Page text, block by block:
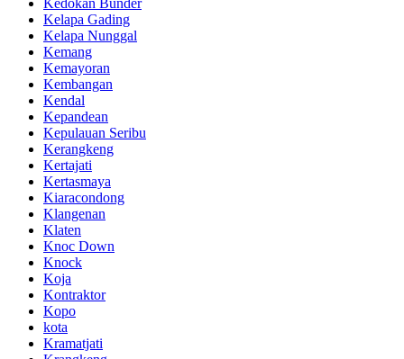
Kedokan Bunder
Kelapa Gading
Kelapa Nunggal
Kemang
Kemayoran
Kembangan
Kendal
Kepandean
Kepulauan Seribu
Kerangkeng
Kertajati
Kertasmaya
Kiaracondong
Klangenan
Klaten
Knoc Down
Knock
Koja
Kontraktor
Kopo
kota
Kramatjati